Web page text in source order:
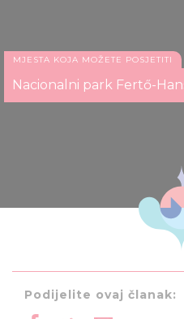
MJESTA KOJA MOŽETE POSJETITI
Nacionalni park Fertő-
Podijelite ovaj članak: